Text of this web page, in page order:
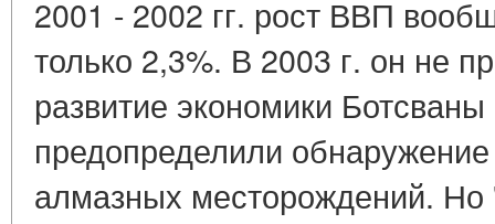
2001 - 2002 гг. рост ВВП
только 2,3%. В 2003 г. он не
развитие экономики
предопределили
алмазных месторождений. Но